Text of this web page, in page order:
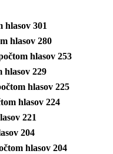
hlasov 301
hlasov 280
hlasov 253
hlasov 229
hlasov 225
hlasov 224
221
204
hlasov 204